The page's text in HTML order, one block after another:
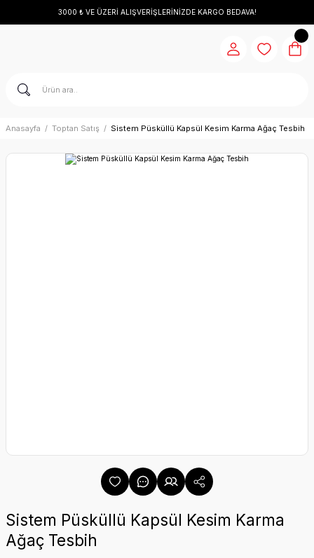
3000 ₺ VE ÜZERİ ALIŞVERİŞLERİNİZDE KARGO BEDAVA!
Anasayfa Toptan Satış Sistem Püsküllü Kapsül Kesim Karma Ağaç Tesbih
Sistem Püsküllü Kapsül Kesim Karma
Ağaç Tesbih